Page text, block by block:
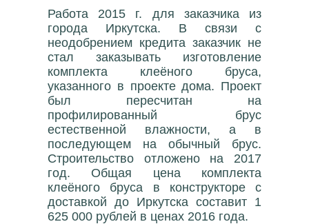
Работа 2015 г. для заказчика из
города Иркутска. В связи с
неодобрением кредита заказчик не
стал заказывать изготовление
комплекта клеёного бруса,
указанного в проекте дома. Проект
был пересчитан на
профилированный брус
естественной влажности, а в
последующем на обычный брус.
Строительство отложено на 2017
год. Общая цена комплекта
клеёного бруса в конструкторе с
доставкой до Иркутска составит 1
625 000 рублей в ценах 2016 года.